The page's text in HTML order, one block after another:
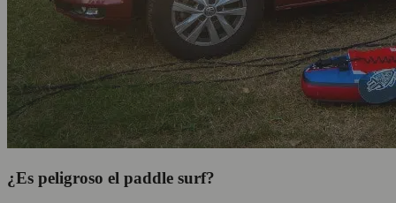
¿Es peligroso el paddle surf?